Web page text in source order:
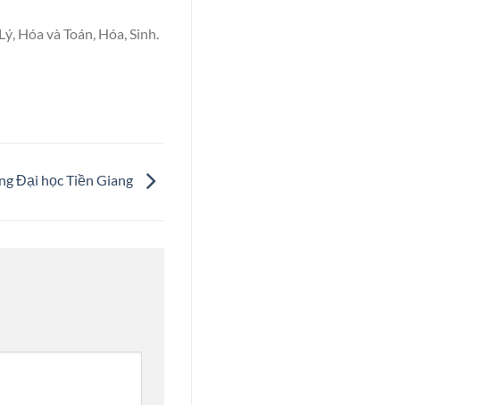
Hóa và Toán, Hóa, Sinh.
Đại học Tiền Giang